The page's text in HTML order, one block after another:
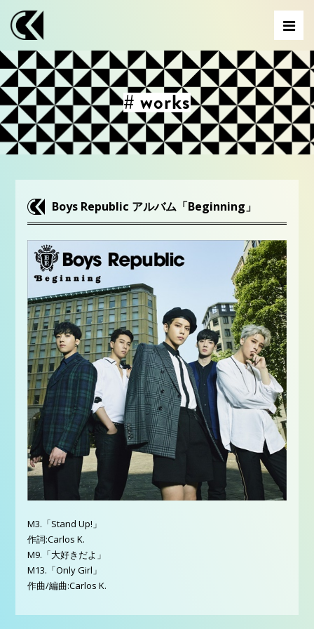
# works
Boys Republic アルバム「Beginning」
M3.「Stand Up!」
作詞:Carlos K.
M9.「大好きだよ」
M13.「Only Girl」
作曲/編曲:Carlos K.